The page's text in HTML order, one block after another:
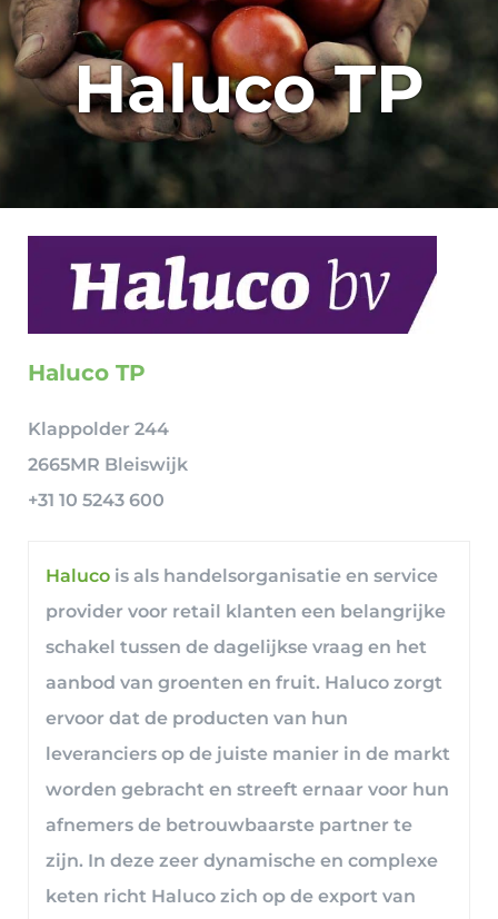
Haluco TP
Haluco TP
Klappolder 244
2665MR Bleiswijk
+31 10 5243 600
Haluco is als handelsorganisatie en service
provider voor retail klanten een belangrijke
schakel tussen de dagelijkse vraag en het
aanbod van groenten en fruit. Haluco zorgt
ervoor dat de producten van hun
leveranciers op de juiste manier in de markt
worden gebracht en streeft ernaar voor hun
afnemers de betrouwbaarste partner te
zijn. In deze zeer dynamische en complexe
keten richt Haluco zich op de export van